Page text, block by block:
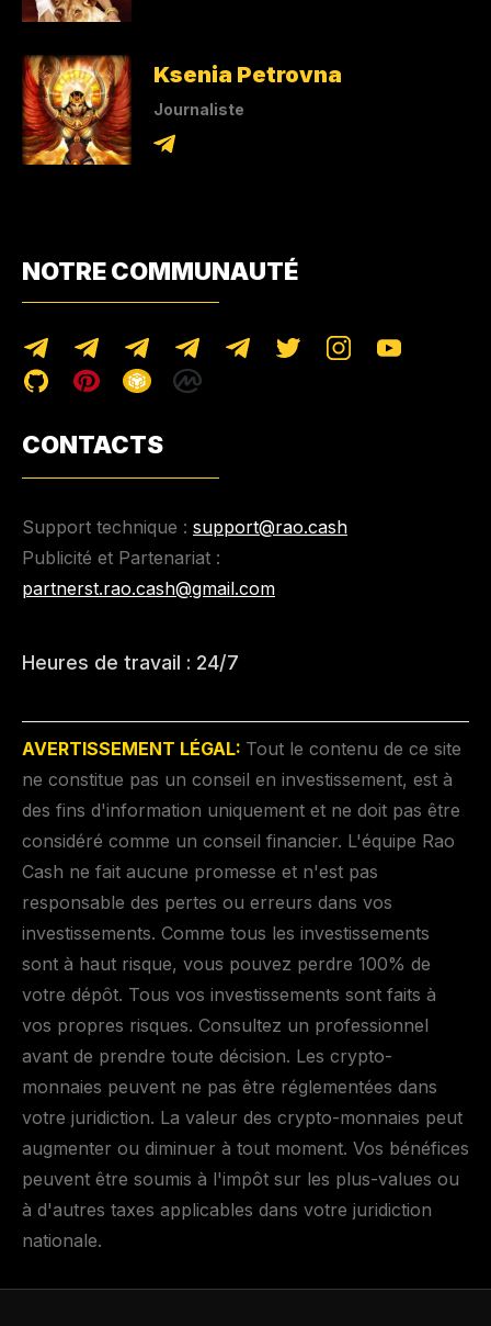
Ksenia Petrovna
Journaliste
NOTRE COMMUNAUTÉ
CONTACTS
Support technique : support@rao.cash
Publicité et Partenariat :
partnerst.rao.cash@gmail.com
Heures de travail : 24/7
AVERTISSEMENT LÉGAL: Tout le contenu de ce site
ne constitue pas un conseil en investissement, est à
des fins d'information uniquement et ne doit pas être
considéré comme un conseil financier. L'équipe Rao
Cash ne fait aucune promesse et n'est pas
responsable des pertes ou erreurs dans vos
investissements. Comme tous les investissements
sont à haut risque, vous pouvez perdre 100% de
votre dépôt. Tous vos investissements sont faits à
vos propres risques. Consultez un professionnel
avant de prendre toute décision. Les crypto-
monnaies peuvent ne pas être réglementées dans
votre juridiction. La valeur des crypto-monnaies peut
augmenter ou diminuer à tout moment. Vos bénéfices
peuvent être soumis à l'impôt sur les plus-values ou
à d'autres taxes applicables dans votre juridiction
nationale.